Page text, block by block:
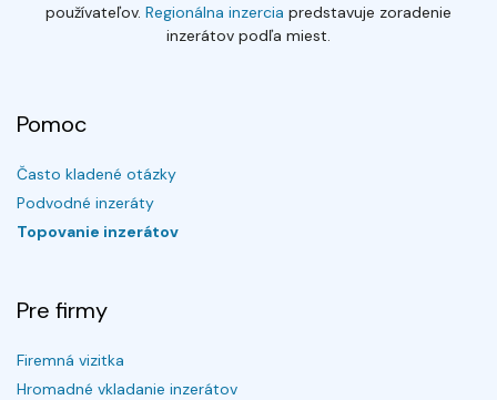
používateľov. Regionálna inzercia predstavuje zoradenie
inzerátov podľa miest.
Pomoc
Často kladené otázky
Podvodné inzeráty
Topovanie inzerátov
Pre firmy
Firemná vizitka
Hromadné vkladanie inzerátov